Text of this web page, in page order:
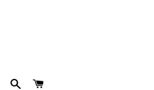
SE CONNECTER
RECHERCHER